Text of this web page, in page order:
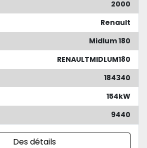
2000
Renault
Midlum 180
RENAULTMIDLUM180
184340
154kW
9440
Des détails